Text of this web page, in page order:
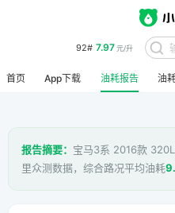
92# 7.97元/升
首页 App下载 油耗报告 油
报告摘要： 宝马3系 2016款
里众测数据，综合路况平均油耗